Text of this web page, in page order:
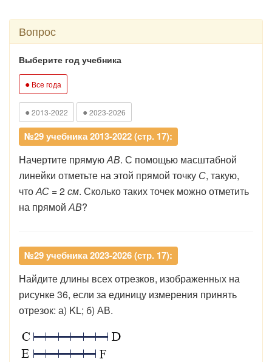
Вопрос
Выберите год учебника
● Все года
● 2013-2022 ● 2023-2026
№29 учебника 2013-2022 (стр. 17):
Начертите прямуюАВ. С помощью масштабной
линейки отметьте на этой прямой точку С, такую,
чтоАС = 2см. Сколько таких точек можно отметить
на прямойАВ?
№29 учебника 2023-2026 (стр. 17):
Найдите длины всех отрезков, изображенных на
рисунке 36, если за единицу измерения принять
отрезок: а) KL; б) АВ.